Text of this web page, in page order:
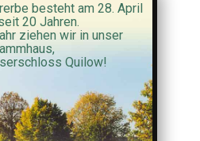
besteht am 28. April
20 Jahren.
ziehen wir in unser
Quilow!